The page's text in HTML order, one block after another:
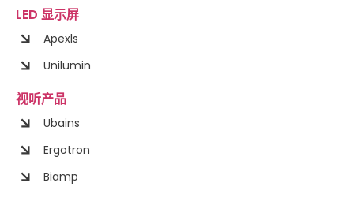
LED 显示屏
Apexls
Unilumin
视听产品
Ubains
Ergotron
Biamp